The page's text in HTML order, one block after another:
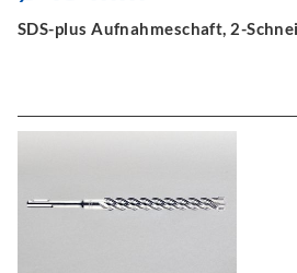
SDS-plus Aufnahmeschaft, 2-